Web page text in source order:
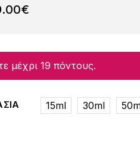
€
μέχρι 19 πόντους.
15ml 30ml